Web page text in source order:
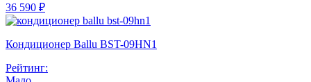
36 590 ₽
Кондиционер Ballu BST-09HN1
Рейтинг: